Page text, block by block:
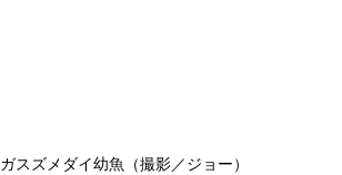
スズメダイ幼魚（撮影／ジョー）